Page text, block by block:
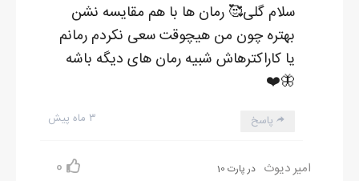
سلام گلی🥰 رمان ها با هم مقایسه نشن
بهتره چون من هیچوقت سعی نکردم رمانم
یا کاراکترهاش شبیه رمان های دیگه باشه
🦋❤️
۳ ماه پیش پاسخ
امیر دیوث در پارت 10 0